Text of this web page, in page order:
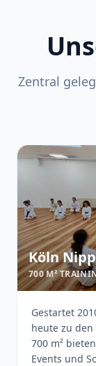
Zentral
Köln
700 M²
Gestartet
heute zu
700 m²
Events und